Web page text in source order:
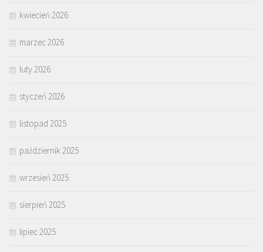
kwiecień 2026
marzec 2026
luty 2026
styczeń 2026
listopad 2025
październik 2025
wrzesień 2025
sierpień 2025
lipiec 2025